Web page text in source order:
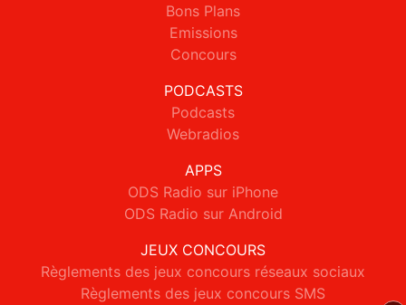
Bons Plans
Emissions
Concours
PODCASTS
Podcasts
Webradios
APPS
ODS Radio sur iPhone
ODS Radio sur Android
JEUX CONCOURS
Règlements des jeux concours réseaux sociaux
Règlements des jeux concours SMS